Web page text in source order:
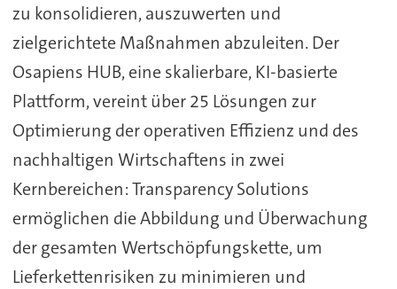
zu konsolidieren, auszuwerten und
zielgerichtete Maßnahmen abzuleiten. Der
Osapiens HUB, eine skalierbare, KI-basierte
Plattform, vereint über 25 Lösungen zur
Optimierung der operativen Effizienz und des
nachhaltigen Wirtschaftens in zwei
Kernbereichen: Transparency Solutions
ermöglichen die Abbildung und Überwachung
der gesamten Wertschöpfungskette, um
Lieferkettenrisiken zu minimieren und